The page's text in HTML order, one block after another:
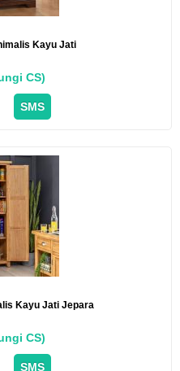
Kayu Jati
CS)
SMS
Kayu Jati Jepara
CS)
SMS